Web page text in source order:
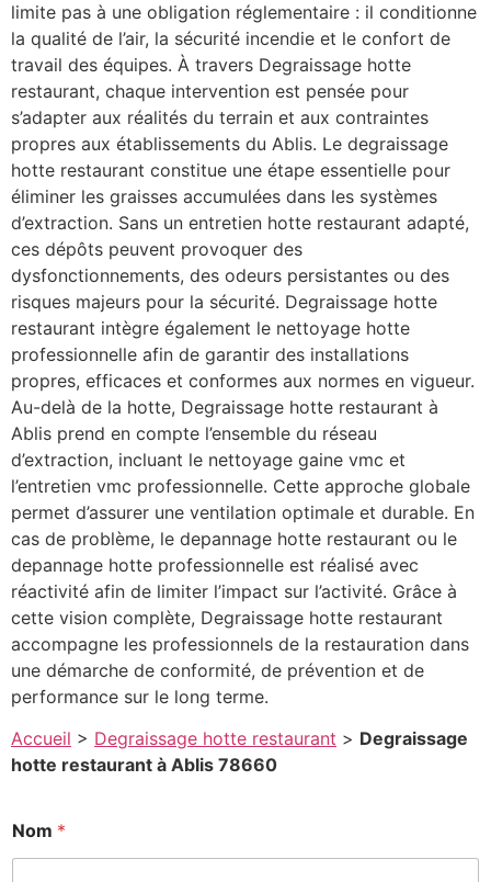
limite pas à une obligation réglementaire : il conditionne
la qualité de l’air, la sécurité incendie et le confort de
travail des équipes. À travers Degraissage hotte
restaurant, chaque intervention est pensée pour
s’adapter aux réalités du terrain et aux contraintes
propres aux établissements du Ablis. Le degraissage
hotte restaurant constitue une étape essentielle pour
éliminer les graisses accumulées dans les systèmes
d’extraction. Sans un entretien hotte restaurant adapté,
ces dépôts peuvent provoquer des
dysfonctionnements, des odeurs persistantes ou des
risques majeurs pour la sécurité. Degraissage hotte
restaurant intègre également le nettoyage hotte
professionnelle afin de garantir des installations
propres, efficaces et conformes aux normes en vigueur.
Au-delà de la hotte, Degraissage hotte restaurant à
Ablis prend en compte l’ensemble du réseau
d’extraction, incluant le nettoyage gaine vmc et
l’entretien vmc professionnelle. Cette approche globale
permet d’assurer une ventilation optimale et durable. En
cas de problème, le depannage hotte restaurant ou le
depannage hotte professionnelle est réalisé avec
réactivité afin de limiter l’impact sur l’activité. Grâce à
cette vision complète, Degraissage hotte restaurant
accompagne les professionnels de la restauration dans
une démarche de conformité, de prévention et de
performance sur le long terme.
Accueil > Degraissage hotte restaurant > Degraissage
hotte restaurant à Ablis 78660
Nom *